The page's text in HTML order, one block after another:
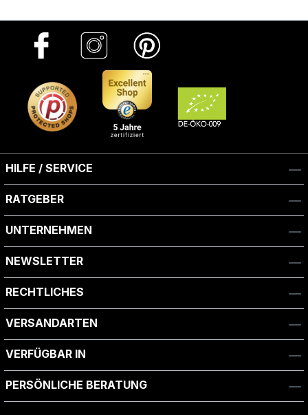
HILFE / SERVICE
RATGEBER
UNTERNEHMEN
NEWSLETTER
RECHTLICHES
VERSANDARTEN
VERFÜGBAR IN
PERSÖNLICHE BERATUNG